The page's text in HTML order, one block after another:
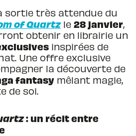
sortie très attendue du
of Quartzle 28 janvier,
obtenir en librairie un
inspirées de
Une offre exclusive
la découverte de
fantasy mêlant magie,
de soi.
: un récit entre